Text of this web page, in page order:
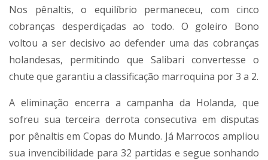
Nos pênaltis, o equilíbrio permaneceu, com cinco
cobranças desperdiçadas ao todo. O goleiro Bono
voltou a ser decisivo ao defender uma das cobranças
holandesas, permitindo que Salibari convertesse o
chute que garantiu a classificação marroquina por 3 a 2.
A eliminação encerra a campanha da Holanda, que
sofreu sua terceira derrota consecutiva em disputas
por pênaltis em Copas do Mundo. Já Marrocos ampliou
sua invencibilidade para 32 partidas e segue sonhando